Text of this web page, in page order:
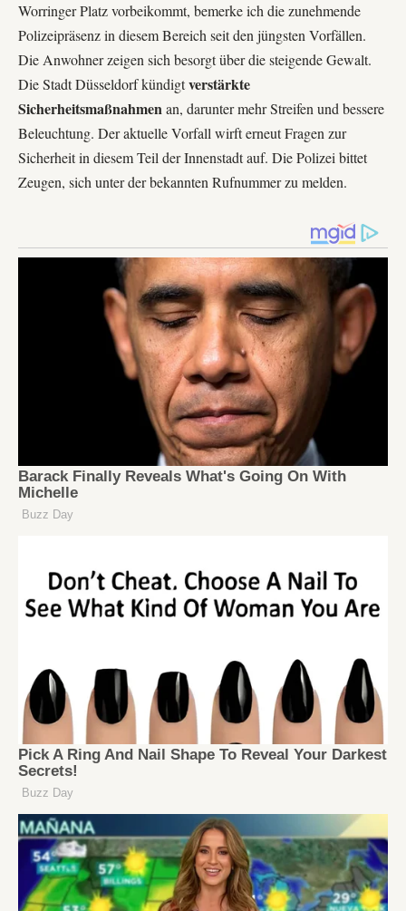
Worringer Platz vorbeikommt, bemerke ich die zunehmende
Polizeipräsenz in diesem Bereich seit den jüngsten Vorfällen.
Die Anwohner zeigen sich besorgt über die steigende Gewalt.
Die Stadt Düsseldorf kündigtverstärkte
Sicherheitsmaßnahmenan, darunter mehr Streifen und bessere
Beleuchtung. Der aktuelle Vorfall wirft erneut Fragen zur
Sicherheit in diesem Teil der Innenstadt auf. Die Polizei bittet
Zeugen, sich unter der bekannten Rufnummer zu melden.